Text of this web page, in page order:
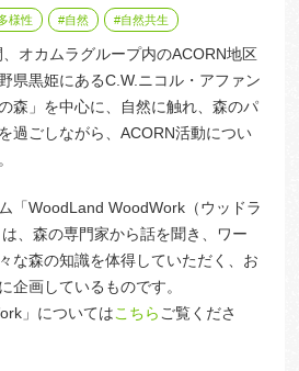
様性 自然 自然共生
オカムラグループ内のACORN地区
県黒姫にあるC.W.ニコル・アファン
森」を中心に、自然に触れ、森のパ
過ごしながら、ACORN活動につい
「WoodLand WoodWork（ウッドラ
、森の専門家から話を聞き、ワー
な森の知識を体得していただく、お
企画しているものです。
」についてはこちら ご覧くださ